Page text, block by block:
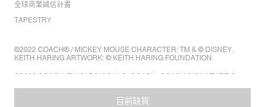
目前缺貨
全球商業誠信計畫
TAPESTRY
©2022 COACH® / MICKEY MOUSE CHARACTER: TM & © DISNEY.
KEITH HARING ARTWORK: © KEITH HARING FOUNDATION.
©2022 COACH IP HOLDINGS LLC. COACH, COACH SIGNATURE C